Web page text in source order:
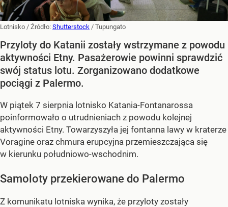
Lotnisko / Źródło: Shutterstock / Tupungato
Przyloty do Katanii zostały wstrzymane z powodu
aktywności Etny. Pasażerowie powinni sprawdzić
swój status lotu. Zorganizowano dodatkowe
pociągi z Palermo.
W piątek 7 sierpnia lotnisko Katania-Fontanarossa
poinformowało o utrudnieniach z powodu kolejnej
aktywności Etny. Towarzyszyła jej fontanna lawy w kraterze
Voragine oraz chmura erupcyjna przemieszczająca się
w kierunku południowo-wschodnim.
Samoloty przekierowane do Palermo
Z komunikatu lotniska wynika, że przyloty zostały